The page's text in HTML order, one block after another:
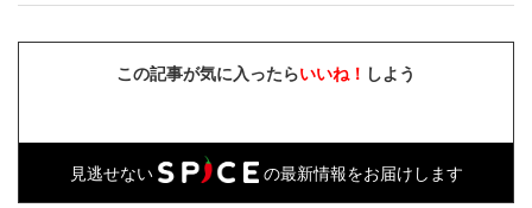
この記事が気に入ったらいいね！ しよう
見逃せない の最新情報をお届けします